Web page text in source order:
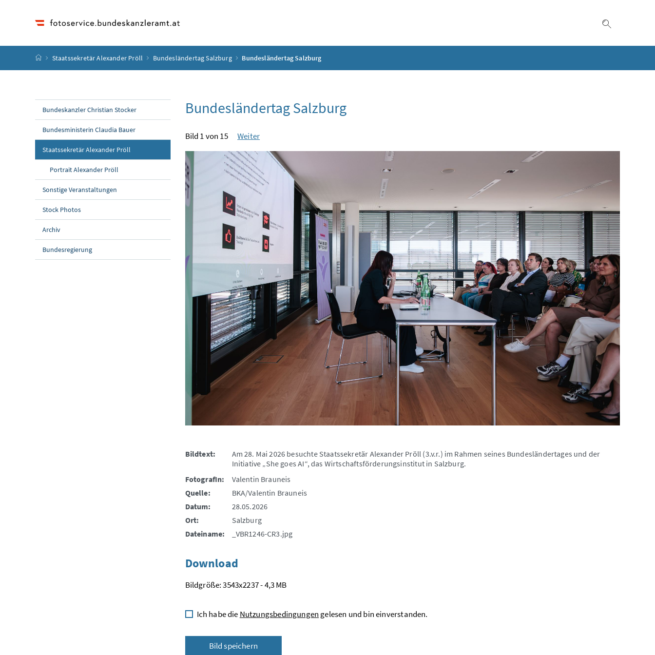
Startseite
Staatssekretär Alexander Pröll Bundesländertag Salzburg Bundesländertag Salzburg
Bundeskanzler Christian Stocker
Bundesministerin Claudia Bauer
Staatssekretär Alexander Pröll
Portrait Alexander Pröll
Sonstige Veranstaltungen
Stock Photos
Archiv
Bundesregierung
Bundesländertag Salzburg
Bild 1 von 15 Weiter
Bildtext:
Am 28. Mai 2026 besuchte Staatssekretär Alexander Pröll (3.v.r.) im Rahmen seines Bundesländertages und der
Initiative „She goes AI“, das Wirtschaftsförderungsinstitut in Salzburg.
FotografIn:
Valentin Brauneis
Quelle:
BKA/Valentin Brauneis
Datum:
28.05.2026
Ort:
Salzburg
Dateiname:
_VBR1246-CR3.jpg
Download
Bildgröße: 3543x2237 - 4,3 MB
Ich habe die Nutzungsbedingungen gelesen und bin einverstanden.
Bild speichern